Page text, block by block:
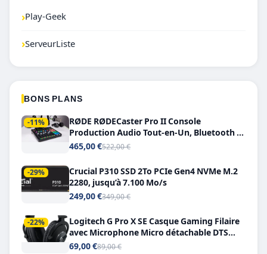
›Play-Geek
›ServeurListe
BONS PLANS
-11%
RØDE RØDECaster Pro II Console
Production Audio Tout-en-Un, Bluetooth et
Double USB-C
465,00 €522,00 €
-29%
Crucial P310 SSD 2To PCIe Gen4 NVMe M.2
2280, jusqu’à 7.100 Mo/s
249,00 €349,00 €
-22%
Logitech G Pro X SE Casque Gaming Filaire
avec Microphone Micro détachable DTS
Headphone X 7.1
69,00 €89,00 €